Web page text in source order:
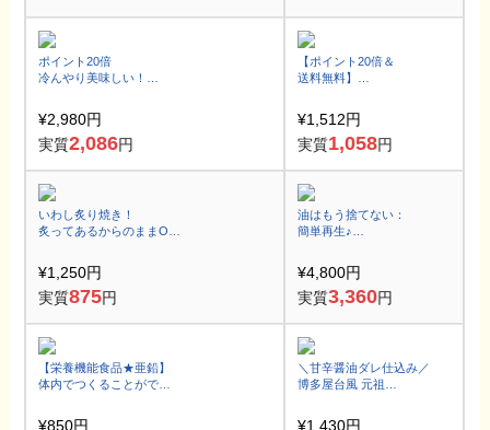
ポイント20倍
冷んやり美味しい！
ト10個入(5種類×2個)
¥2,980円
実質2,086円
【ポイント20倍＆
送料無料】
¥1,512円
実質1,058円
いわし炙り焼き！
炙ってあるからのままOK
大容量で食べ応え抜群♪
¥1,250円
実質875円
油はもう捨てない：
簡単再生♪
よみがえる♪
家計応援油こし器
¥4,800円
実質3,360円
【栄養機能食品★亜鉛】
体内でつくることができ
リメントで。
¥850円
＼甘辛醤油ダレ仕込み／
博多屋台風 元祖
【ご飯のお供にも♪】
¥1,430円